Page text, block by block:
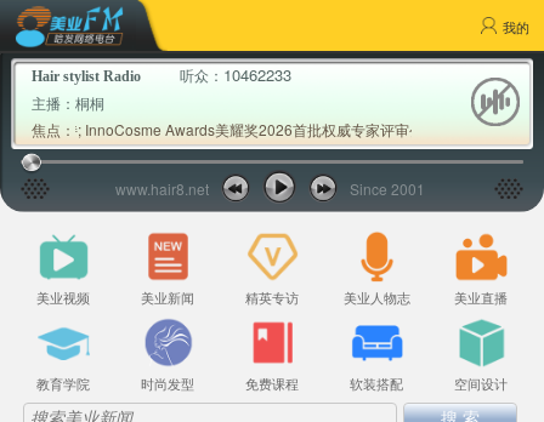
我的
Hair stylist Radio 听众： 10462233
主播：桐桐
焦点：
专业支持; InnoCosme Awards美耀奖2026首批权威专家评审公布; Milbon玫丽盼
www.hair8.net Since 2001
美业视频 美业新闻 精英专访 美业人物志 美业直播
教育学院 时尚发型 免费课程 软装搭配 空间设计